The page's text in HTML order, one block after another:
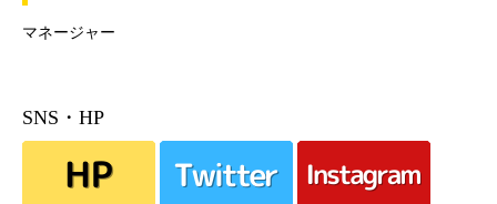
マネージャー
SNS・HP